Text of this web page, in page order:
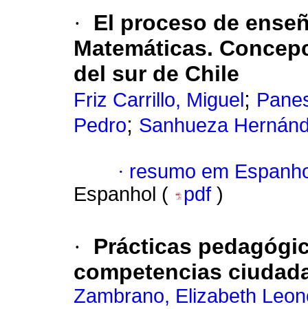
·
El proceso de
Matemáticas.
del sur de Chile
Friz Carrillo, Miguel ;
Pedro; Sanhueza
· resumo em
Espanhol (
pdf )
·
Prácticas
competencias
Zambrano, Elizabeth